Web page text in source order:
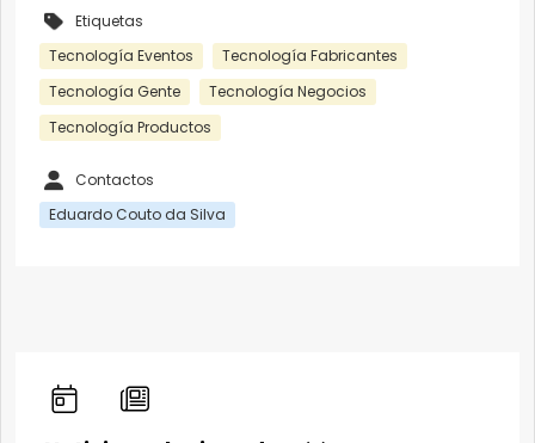
Etiquetas
Tecnología Eventos
Tecnología Fabricantes
Tecnología Gente
Tecnología Negocios
Tecnología Productos
Contactos
Eduardo Couto da Silva